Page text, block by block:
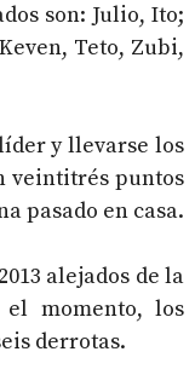
son: Julio, Ito;
Teto, Zubi,
y llevarse los
veintitrés puntos
pasado en casa.
alejados de la
el momento, los
derrotas.